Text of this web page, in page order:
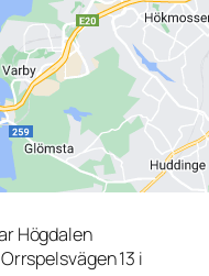
Högdalen
13 i